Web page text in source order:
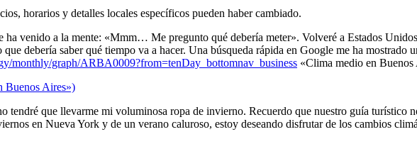
horarios y detalles locales específicos pueden haber cambiado.
ha venido a la mente: «Mmm… Me pregunto qué debería meter». Volveré a Estados
debería saber qué tiempo va a hacer. Una búsqueda rápida en Google me ha
monthly/graph/ARBA0009?from=tenDay_bottomnav_business «Clima medio en Buenos
Buenos Aires»)
tendré que llevarme mi voluminosa ropa de invierno. Recuerdo que nuestro guía turístico
en Nueva York y de un verano caluroso, estoy deseando disfrutar de los cambios